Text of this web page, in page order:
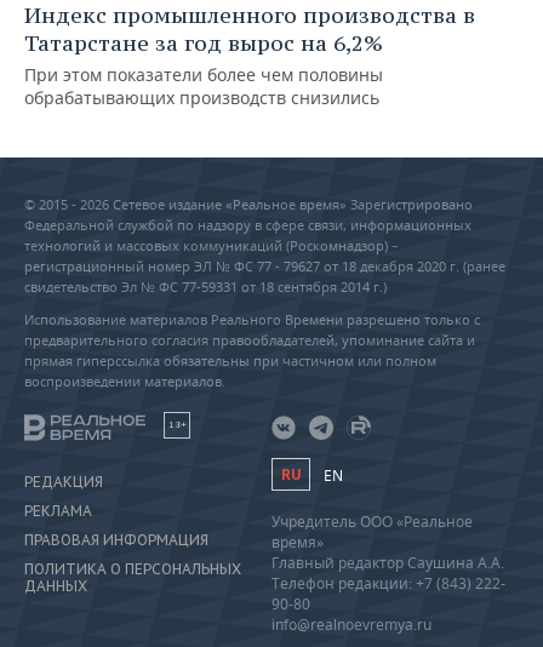
Индекс промышленного производства в
Татарстане за год вырос на 6,2%
При этом показатели более чем половины
обрабатывающих производств снизились
© 2015 - 2026 Сетевое издание «Реальное время» Зарегистрировано
Федеральной службой по надзору в сфере связи, информационных
технологий и массовых коммуникаций (Роскомнадзор) –
регистрационный номер ЭЛ № ФС 77 - 79627 от 18 декабря 2020 г. (ранее
свидетельство Эл № ФС 77-59331 от 18 сентября 2014 г.)
Использование материалов Реального Времени разрешено только с
предварительного согласия правообладателей, упоминание сайта и
прямая гиперссылка обязательны при частичном или полном
воспроизведении материалов.
18+
РЕДАКЦИЯ
РЕКЛАМА
ПРАВОВАЯ ИНФОРМАЦИЯ
ПОЛИТИКА О ПЕРСОНАЛЬНЫХ
ДАННЫХ
RU EN
Учредитель ООО «Реальное
время»
Главный редактор Саушина А.А.
Телефон редакции: +7 (843) 222-
90-80
info@realnoevremya.ru